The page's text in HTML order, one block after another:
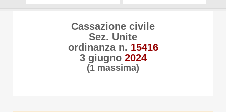
Cassazione civile
Sez. Unite
ordinanza n. 15416
3 giugno 2024
(1 massima)